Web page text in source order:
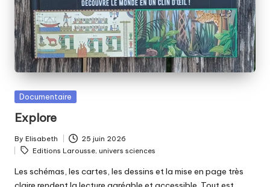
Posted
Documentaire
Explore
Posted
by
By Elisabeth 25 juin 2026
Tags:
Editions Larousse, univers sciences
Les schémas, les cartes, les dessins et la mise en page très